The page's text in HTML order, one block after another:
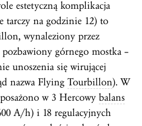
estetyczną komplikacja
tarczy na godzinie 12) to
wynaleziony przez
górnego mostka –
unoszenia się wirującej
nazwa Flying Tourbillon). W
w 3 Hercowy balans
A/h) i 18 regulacyjnych